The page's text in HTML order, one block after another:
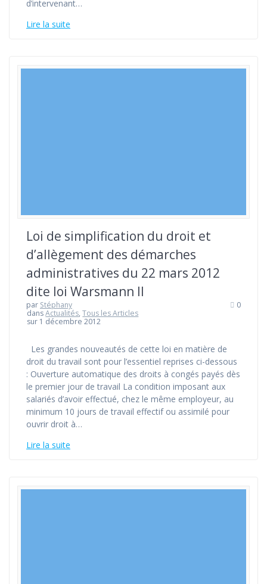
d’intervenant…
Lire la suite
Loi de simplification du droit et
d’allègement des démarches
administratives du 22 mars 2012
dite loi Warsmann II
par Stéphany
dansActualités,Tous les Articles
sur 1 décembre 2012
0
Les grandes nouveautés de cette loi en matière de
droit du travail sont pour l’essentiel reprises ci-dessous
: Ouverture automatique des droits à congés payés dès
le premier jour de travail La condition imposant aux
salariés d’avoir effectué, chez le même employeur, au
minimum 10 jours de travail effectif ou assimilé pour
ouvrir droit à…
Lire la suite